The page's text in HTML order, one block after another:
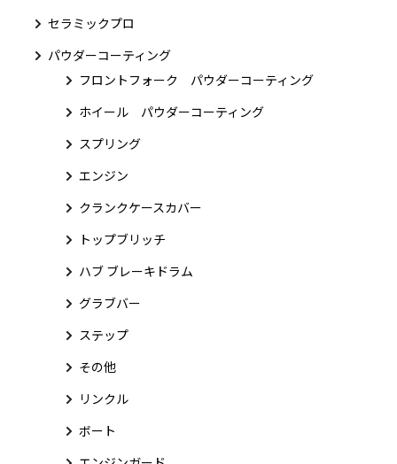
セラミックプロ
パウダーコーティング
フロントフォーク パウダーコーティング
ホイール パウダーコーティング
スプリング
エンジン
クランクケースカバー
トップブリッチ
ハブ ブレーキドラム
グラブバー
ステップ
その他
リンクル
ボート